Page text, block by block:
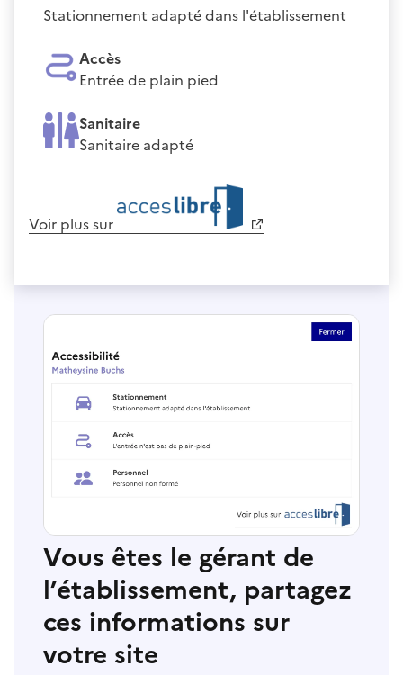
Stationnement adapté dans l'établissement
Accès
Entrée de plain pied
Sanitaire
Sanitaire adapté
Voir plus sur
Vous êtes le gérant de
l’établissement, partagez
ces informations sur
votre site